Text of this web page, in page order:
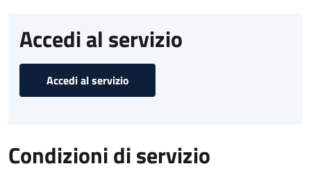
Accedi al servizio
Accedi al servizio
Condizioni di servizio